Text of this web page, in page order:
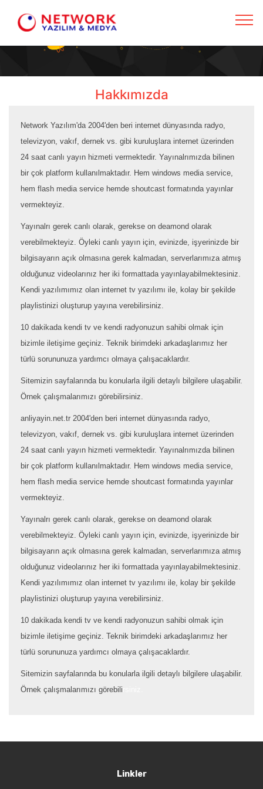
Hakkımızda
Network Yazılım'da 2004'den beri internet dünyasında radyo,
televizyon, vakıf, dernek vs. gibi kuruluşlara internet üzerinden
24 saat canlı yayın hizmeti vermektedir. Yayınalrımızda bilinen
bir çok platform kullanılmaktadır. Hem windows media service,
hem flash media service hemde shoutcast formatında yayınlar
vermekteyiz.
Yayınalrı gerek canlı olarak, gerekse on deamond olarak
verebilmekteyiz. Öyleki canlı yayın için, evinizde, işyerinizde bir
bilgisayarın açık olmasına gerek kalmadan, serverlarımıza atmış
olduğunuz videolarınız her iki formattada yayınlayabilmektesiniz.
Kendi yazılımımız olan internet tv yazılımı ile, kolay bir şekilde
playlistinizi oluşturup yayına verebilirsiniz.
10 dakikada kendi tv ve kendi radyonuzun sahibi olmak için
bizimle iletişime geçiniz. Teknik birimdeki arkadaşlarımız her
türlü sorununuza yardımcı olmaya çalışacaklardır.
Sitemizin sayfalarında bu konularla ilgili detaylı bilgilere ulaşabilir.
Örnek çalışmalarımızı görebilirsiniz.
anliyayin.net.tr 2004'den beri internet dünyasında radyo,
televizyon, vakıf, dernek vs. gibi kuruluşlara internet üzerinden
24 saat canlı yayın hizmeti vermektedir. Yayınalrımızda bilinen
bir çok platform kullanılmaktadır. Hem windows media service,
hem flash media service hemde shoutcast formatında yayınlar
vermekteyiz.
Yayınalrı gerek canlı olarak, gerekse on deamond olarak
verebilmekteyiz. Öyleki canlı yayın için, evinizde, işyerinizde bir
bilgisayarın açık olmasına gerek kalmadan, serverlarımıza atmış
olduğunuz videolarınız her iki formattada yayınlayabilmektesiniz.
Kendi yazılımımız olan internet tv yazılımı ile, kolay bir şekilde
playlistinizi oluşturup yayına verebilirsiniz.
10 dakikada kendi tv ve kendi radyonuzun sahibi olmak için
bizimle iletişime geçiniz. Teknik birimdeki arkadaşlarımız her
türlü sorununuza yardımcı olmaya çalışacaklardır.
Sitemizin sayfalarında bu konularla ilgili detaylı bilgilere ulaşabilir.
Örnek çalışmalarımızı görebili
Linkler